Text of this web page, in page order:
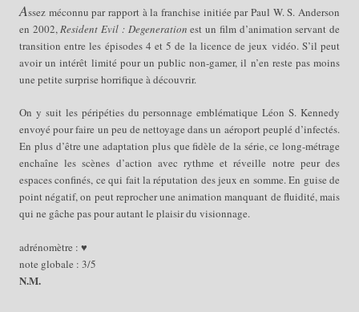
Assez méconnu par rapport à la franchise initiée par Paul W. S. Anderson
en 2002,Resident Evil : Degeneration est un film d’animation servant de
transition entre les épisodes 4 et 5 de la licence de jeux vidéo. S’il peut
avoir un intérêt limité pour un public non-gamer, il n’en reste pas moins
une petite surprise horrifique à découvrir.
On y suit les péripéties du personnage emblématique Léon S. Kennedy
envoyé pour faire un peu de nettoyage dans un aéroport peuplé d’infectés.
En plus d’être une adaptation plus que fidèle de la série, ce long-métrage
enchaîne les scènes d’action avec rythme et réveille notre peur des
espaces confinés, ce qui fait la réputation des jeux en somme. En guise de
point négatif, on peut reprocher une animation manquant de fluidité, mais
qui ne gâche pas pour autant le plaisir du visionnage.
adrénomètre : ♥
note globale : 3/5
N.M.